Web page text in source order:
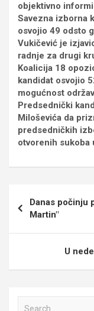
objektivno
Savezna izborna
osvojio 49 odsto
Vukičević je
radnje za drugi
Koalicija 18
kandidat osvojio
mogućnost
Predsednički
Miloševića da
predsedničkih
otvorenih sukoba
чланка
Danas počinju
Martin"
U